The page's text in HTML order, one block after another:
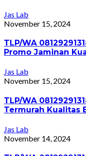
Jas Lab
November 15, 2024
TLP/WA
Promo Jaminan
Jas Lab
November 15, 2024
TLP/WA
Termurah Kualitas
Jas Lab
November 14, 2024